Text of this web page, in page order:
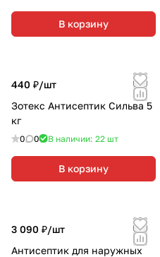
В корзину
440 ₽/шт
Зотекс Антисептик Сильва 5
кг
0 0 В наличии: 22 шт
В корзину
3 090 ₽/шт
Антисептик для наружных